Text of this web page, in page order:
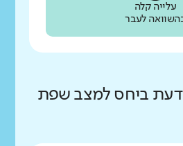
עלייה קלה
לעבר
ביחס למצב שפת